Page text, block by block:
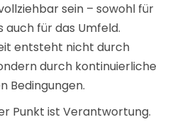
sein – sowohl für
auch für das Umfeld.
entsteht nicht durch
durch kontinuierliche
Bedingungen.
Punkt ist Verantwortung.